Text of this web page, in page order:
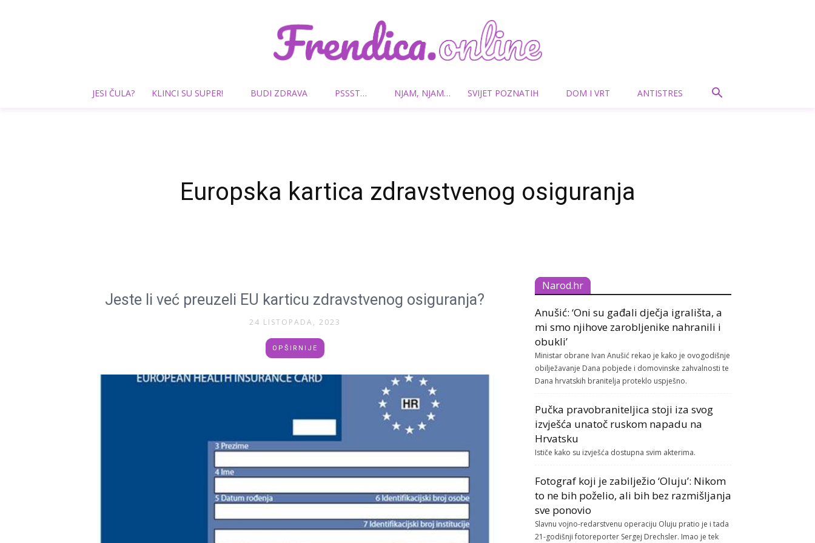
Frendica.online
JESI ČULA? KLINCI SU SUPER! BUDI ZDRAVA PSSST… NJAM, NJAM… SVIJET POZNATIH DOM I VRT ANTISTRES
Europska kartica zdravstvenog osiguranja
Jeste li već preuzeli EU karticu zdravstvenog osiguranja?
24 LISTOPADA, 2023
OPŠIRNIJE
Narod.hr
Anušić: ‘Oni su gađali dječja igrališta, a
mi smo njihove zarobljenike nahranili i
obukli’
Ministar obrane Ivan Anušić rekao je kako je ovogodišnje
obilježavanje Dana pobjede i domovinske zahvalnosti te
Dana hrvatskih branitelja proteklo uspješno.
Pučka pravobraniteljica stoji iza svog
izvješća unatoč ruskom napadu na
Hrvatsku
Ističe kako su izvješća dostupna svim akterima.
Fotograf koji je zabilježio ‘Oluju’: Nikom
to ne bih poželio, ali bih bez razmišljanja
sve ponovio
Slavnu vojno-redarstvenu operaciju Oluju pratio je i tada
21-godišnji fotoreporter Sergej Drechsler. Imao je tek